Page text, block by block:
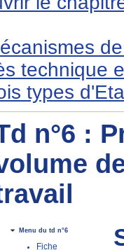
technique
types
n°6 :
Menu du td n°6
Fiche